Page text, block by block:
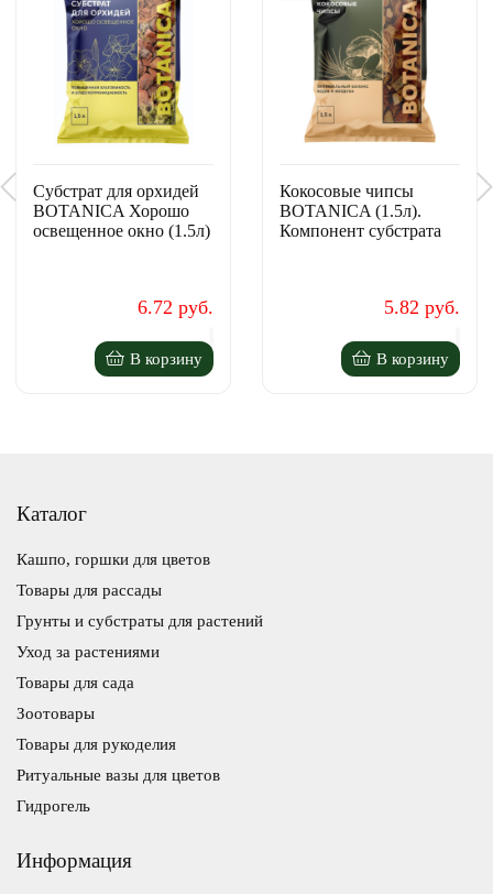
Субстрат для орхидей
BOTANICA Хорошо
освещенное окно (1.5л)
6.72 руб.
В корзину
Кокосовые чипсы
BOTANICA (1.5л).
Компонент субстрата
5.82 руб.
В корзину
Каталог
Кашпо, горшки для цветов
Товары для рассады
Грунты и субстраты для растений
Уход за растениями
Товары для сада
Зоотовары
Товары для рукоделия
Ритуальные вазы для цветов
Гидрогель
Информация